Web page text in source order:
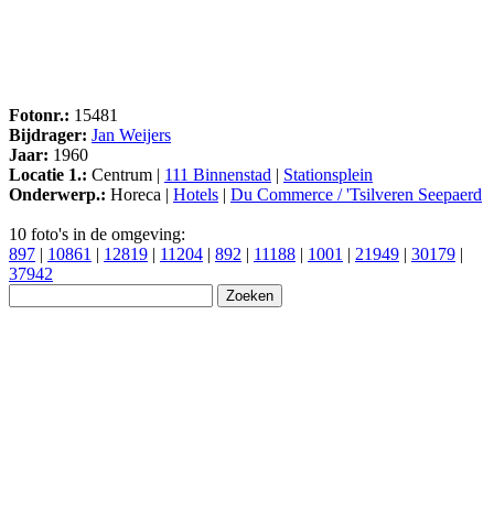
Fotonr.: 15481
Bijdrager: Jan Weijers
Jaar: 1960
Locatie 1.: Centrum | 111 Binnenstad | Stationsplein
Onderwerp.: Horeca | Hotels | Du Commerce / 'Tsilveren Seepaerd
10 foto's in de omgeving:
897 | 10861 | 12819 | 11204 | 892 | 11188 | 1001 | 21949 | 30179 |
37942